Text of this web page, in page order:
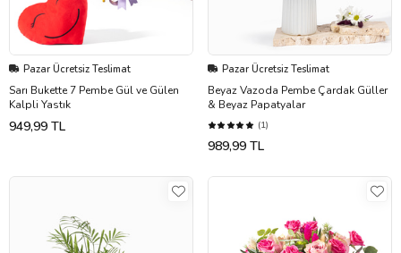
Pazar Ücretsiz Teslimat
Sarı Bukette 7 Pembe Gül ve Gülen
Kalpli Yastık
949,99 TL
Pazar Ücretsiz Teslimat
Beyaz Vazoda Pembe Çardak Güller
& Beyaz Papatyalar
(1)
989,99 TL